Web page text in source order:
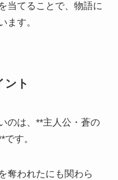
当てることで、物語に
ます。
ント
のは、**主人公・蒼の
す。
奪われたにも関わら